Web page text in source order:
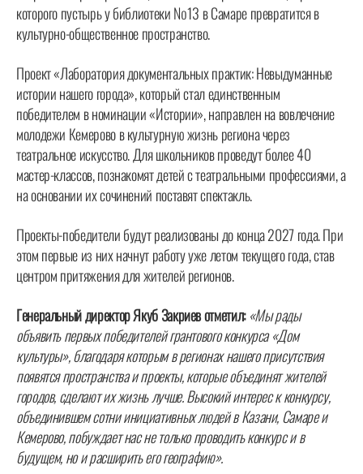
которого пустырь у библиотеки №13 в Самаре превратится в
культурно-общественное пространство.
Проект «Лаборатория документальных практик: Невыдуманные
истории нашего города», который стал единственным
победителем в номинации «Истории», направлен на вовлечение
молодежи Кемерово в культурную жизнь региона через
театральное искусство. Для школьников проведут более 40
мастер-классов, познакомят детей с театральными профессиями, а
на основании их сочинений поставят спектакль.
Проекты-победители будут реализованы до конца 2027 года. При
этом первые из них начнут работу уже летом текущего года, став
центром притяжения для жителей регионов.
Генеральный директор Якуб Закриев отметил: «Мы рады
объявить первых победителей грантового конкурса «Дом
культуры», благодаря которым в регионах нашего присутствия
появятся пространства и проекты, которые объединят жителей
городов, сделают их жизнь лучше. Высокий интерес к конкурсу,
объединившем сотни инициативных людей в Казани, Самаре и
Кемерово, побуждает нас не только проводить конкурс и в
будущем, но и расширить его географию».